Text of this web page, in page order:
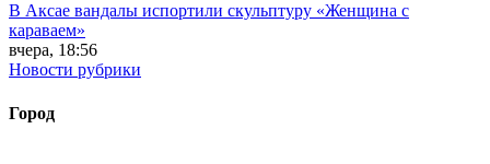
В Аксае вандалы испортили скульптуру «Женщина с
караваем»
вчера, 18:56
Новости рубрики
Город